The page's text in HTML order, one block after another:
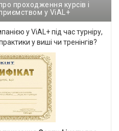
проходження курсів і
у ViAL+
у ViAL+ під час турніру,
у виші чи тренінгів?